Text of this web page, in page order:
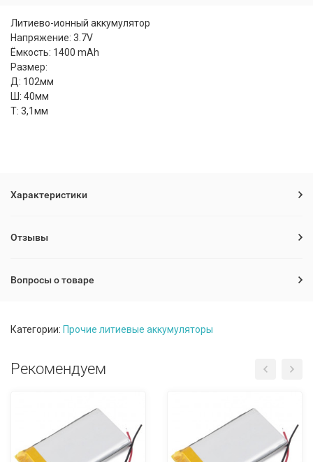
Литиево-ионный аккумулятор
Напряжение: 3.7V
Ёмкость: 1400 mAh
Размер:
Д: 102мм
Ш: 40мм
Т: 3,1мм
Характеристики
Отзывы
Вопросы о товаре
Категории: Прочие литиевые аккумуляторы
Рекомендуем